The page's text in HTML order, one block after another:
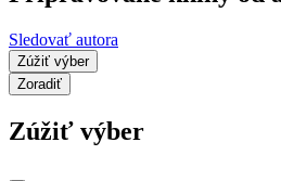
Sledovať autora
Zúžiť výber
Zoradiť
Zúžiť výber